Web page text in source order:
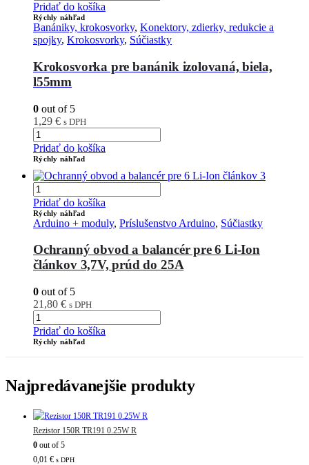
Pridať do košíka
Rýchly náhľad
Banániky, krokosvorky, Konektory, zdierky, redukcie a
spojky, Krokosvorky, Súčiastky
Krokosvorka pre banánik izolovaná, biela,
l55mm
0 out of 5
1,29 € s DPH
Pridať do košíka
Rýchly náhľad
Pridať do košíka
Rýchly náhľad
Arduino + moduly, Príslušenstvo Arduino, Súčiastky
Ochranný obvod a balancér pre 6 Li-Ion
článkov 3,7V, prúd do 25A
0 out of 5
21,80 € s DPH
Pridať do košíka
Rýchly náhľad
Najpredávanejšie produkty
Rezistor 150R TR191 0.25W R
0 out of 5
0,01 € s DPH